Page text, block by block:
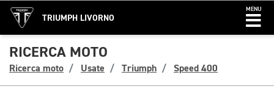
TRIUMPH LIVORNO
MENU
RICERCA MOTO
Ricerca moto Usate Triumph Speed 400